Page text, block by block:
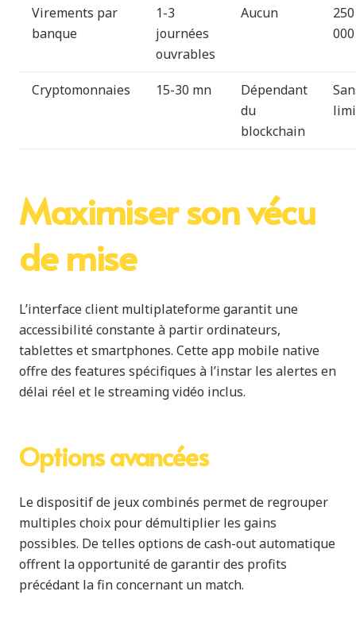
Virements par
banque
1-3
journées
ouvrables
Aucun
250
Cryptomonnaies 15-30 mn
Dépendant
du
blockchain
Maximiser son vécu
de mise
L’interface client multiplateforme garantit une
accessibilité constante à partir ordinateurs,
tablettes et smartphones. Cette app mobile native
offre des features spécifiques à l’instar les alertes en
délai réel et le streaming vidéo inclus.
Options avancées
Le dispositif de jeux combinés permet de regrouper
multiples choix pour démultiplier les gains
possibles. De telles options de cash-out automatique
offrent la opportunité de garantir des profits
précédant la fin concernant un match.